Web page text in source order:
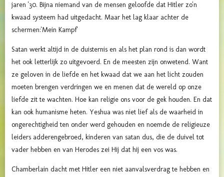
jaren '30. Bijna niemand van de mensen geloofde dat Hitler zo'n
kwaad systeem had uitgedacht. Maar het lag klaar achter de
schermen:'Mein Kampf'
Satan werkt altijd in de duisternis en als het plan rond is dan wordt
het ook letterlijk zo uitgevoerd. En de meesten zijn onwetend. Want
ze geloven in de liefde en het kwaad dat we aan het licht zouden
moeten brengen verdringen we en menen dat de wereld op onze
liefde zit te wachten. Hoe kan religie ons voor de gek houden. En dat
kan ook humanisme heten. Yeshua was niet lief als de waarheid in
ongerechtigheid ten onder werd gehouden en noemde de religieuze
leiders adderengebroed, kinderen van satan dus, die de duivel tot
vader hebben en van Herodes zei Hij dat hij een vos was.
Chamberlain dacht met Hitler een niet aanvalsverdrag te hebben en